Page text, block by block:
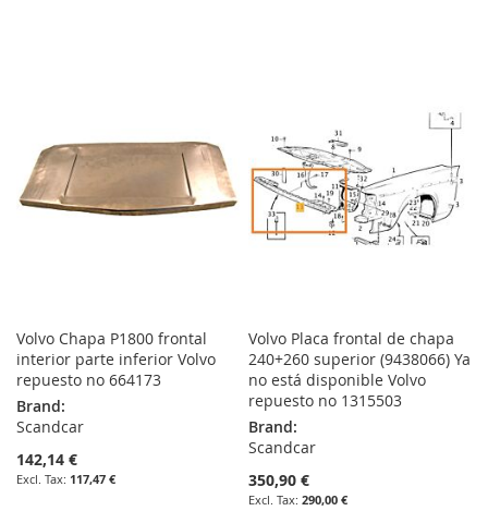
Volvo Chapa P1800 frontal
interior parte inferior Volvo
repuesto no 664173
Brand:
Scandcar
142,14 €
117,47 €
Volvo Placa frontal de chapa
240+260 superior (9438066) Ya
no está disponible Volvo
repuesto no 1315503
Brand:
Scandcar
350,90 €
290,00 €